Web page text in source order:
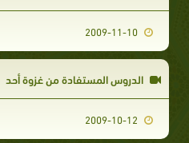
الدروس المستفادة من غزوة أحد